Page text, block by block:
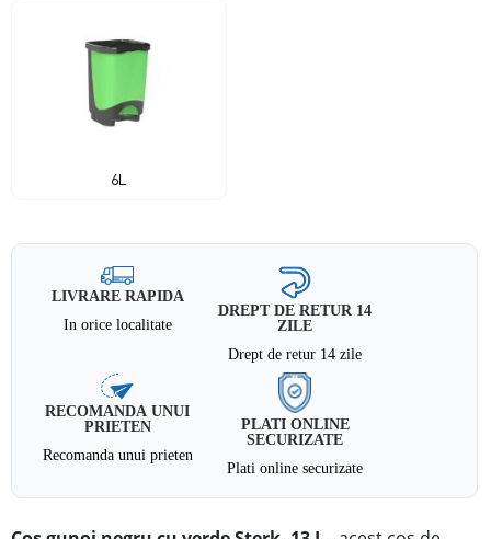
6L
LIVRARE RAPIDA
In orice localitate
DREPT DE RETUR 14
ZILE
Drept de retur 14 zile
RECOMANDA UNUI
PRIETEN
Recomanda unui prieten
PLATI ONLINE
SECURIZATE
Plati online securizate